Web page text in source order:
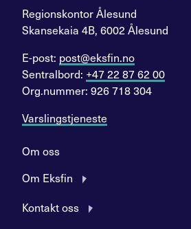
Regionskontor Ålesund
Skansekaia 4B, 6002 Ålesund
E-post: post@eksfin.no
Sentralbord: +47 22 87 62 00
Org.nummer: 926 718 304
Varslingstjeneste
Om oss
Om Eksfin
Kontakt oss